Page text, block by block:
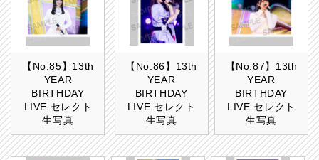
【No.85】13th
YEAR
BIRTHDAY
LIVE セレクト
生写真
【No.86】13th
YEAR
BIRTHDAY
LIVE セレクト
生写真
【No.87】13th
YEAR
BIRTHDAY
LIVE セレクト
生写真